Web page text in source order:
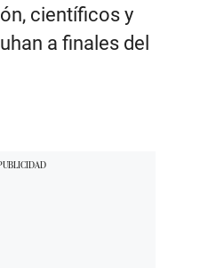
científicos y
a finales del